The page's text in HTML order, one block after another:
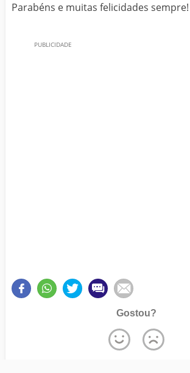
Parabéns e muitas felicidades sempre!
Gostou?